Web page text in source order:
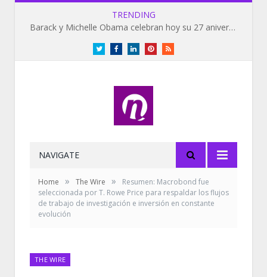
TRENDING
Barack y Michelle Obama celebran hoy su 27 aniversario de bodas
TwitterFacebookLinkedInPinterestRSS
NAVIGATE
Home » The Wire »
Resumen: Macrobond fue
seleccionada por T. Rowe Price para respaldar los flujos
de trabajo de investigación e inversión en constante
evolución
THE WIRE